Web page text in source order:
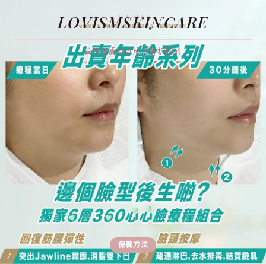
LOVISMSKINCARE
首頁護膚知識成分解析關於
保養方法